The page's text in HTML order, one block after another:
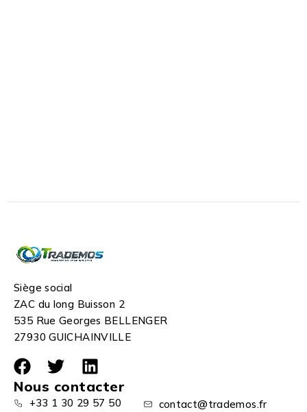
Siège social
ZAC du long Buisson 2
535 Rue Georges BELLENGER
27930 GUICHAINVILLE
Nous contacter
+33 1 30 29 57 50
contact@trademos.fr